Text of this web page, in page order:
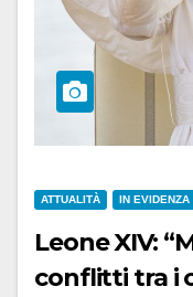
ATTUALITÀ IN EVIDENZA
Leone XIV:
conflitti tra i